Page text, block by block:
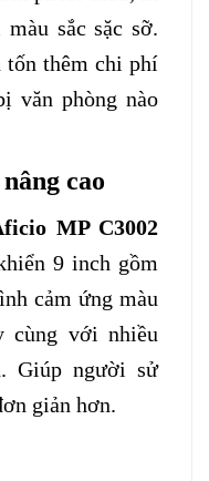
sắc sặc sỡ.
tốn thêm chi phí
văn phòng nào
cao
MP C3002
9 inch gồm
cảm ứng màu
cùng với nhiều
Giúp người sử
giản hơn.